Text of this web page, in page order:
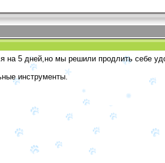
на 5 дней,но мы решили продлить себе
инструменты.